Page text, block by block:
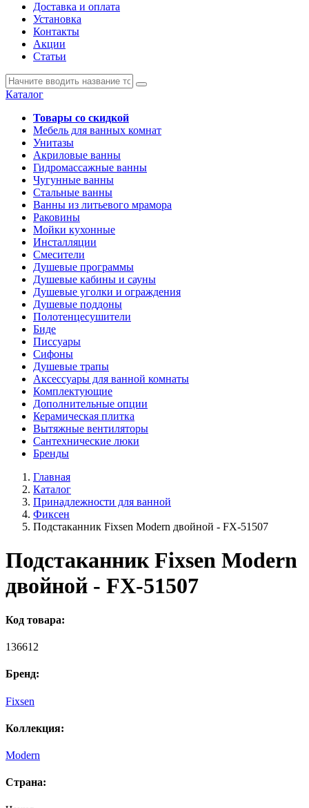
Доставка и оплата
Установка
Контакты
Акции
Статьи
Каталог
Товары со скидкой
Мебель для ванных комнат
Унитазы
Акриловые ванны
Гидромассажные ванны
Чугунные ванны
Стальные ванны
Ванны из литьевого мрамора
Раковины
Мойки кухонные
Инсталляции
Смесители
Душевые программы
Душевые кабины и сауны
Душевые уголки и ограждения
Душевые поддоны
Полотенцесушители
Биде
Писсуары
Сифоны
Душевые трапы
Аксессуары для ванной комнаты
Комплектующие
Дополнительные опции
Керамическая плитка
Вытяжные вентиляторы
Сантехнические люки
Бренды
Главная
Каталог
Принадлежности для ванной
Фиксен
Подстаканник Fixsen Modern двойной - FX-51507
Подстаканник Fixsen Modern
двойной - FX-51507
Код товара:
136612
Бренд:
Fixsen
Коллекция:
Modern
Страна: